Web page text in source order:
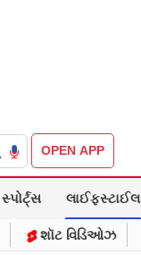
OPEN APP
સ્પોર્ટ્સ લાઈફસ્ટાઈલ
શૉટ વિડિઓઝ